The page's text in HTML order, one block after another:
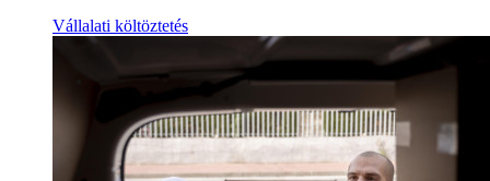
Vállalati költöztetés